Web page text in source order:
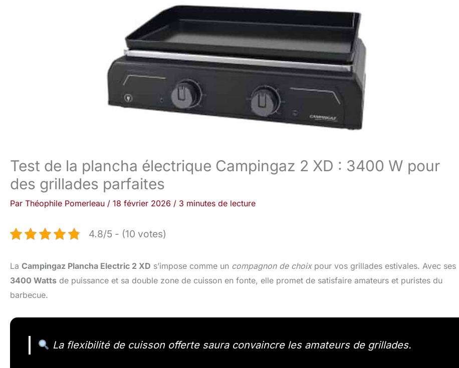
Test de la plancha électrique Campingaz 2 XD : 3400 W pour
des grillades parfaites
Par Théophile Pomerleau / 18 février 2026 / 3 minutes de lecture
4.8/5 - (10 votes)
La Campingaz Plancha Electric 2 XD s’impose comme un compagnon de choixpour vos grillades estivales. Avec ses
3400 Watts de puissance et sa double zone de cuisson en fonte, elle promet de satisfaire amateurs et puristes du
barbecue.
La flexibilité de cuisson offerte saura convaincre les amateurs de grillades.